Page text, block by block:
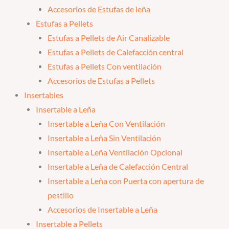
Accesorios de Estufas de leña
Estufas a Pellets
Estufas a Pellets de Air Canalizable
Estufas a Pellets de Calefacción central
Estufas a Pellets Con ventilación
Accesorios de Estufas a Pellets
Insertables
Insertable a Leña
Insertable a Leña Con Ventilación
Insertable a Leña Sin Ventilación
Insertable a Leña Ventilación Opcional
Insertable a Leña de Calefacción Central
Insertable a Leña con Puerta con apertura de
pestillo
Accesorios de Insertable a Leña
Insertable a Pellets